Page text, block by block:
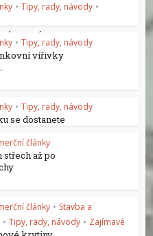
• Tipy, rady, návody •
• Tipy, rady, návody
vířivky
• Tipy, rady, návody
se dostanete
články
střech až po
články • Stavba a
• Tipy, rady, návody • Zajímavé